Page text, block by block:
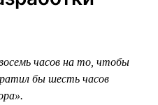
часов на то, чтобы
бы шесть часов